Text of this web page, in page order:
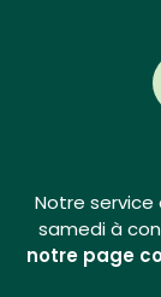
Notre
samedi à
notre page